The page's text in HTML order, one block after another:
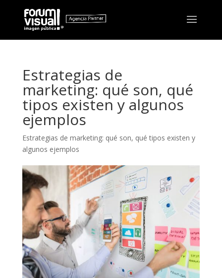
Estrategias de
marketing: qué son, qué
tipos existen y algunos
ejemplos
Estrategias de marketing: qué son, qué tipos existen y
algunos ejemplos